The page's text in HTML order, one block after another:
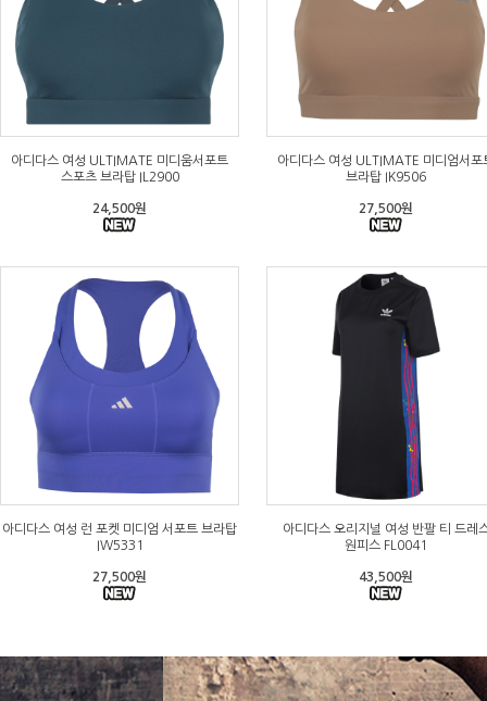
아디다스 여성 ULTIMATE 미디움서포트
스포츠 브라탑 IL2900
24,500원
아디다스 여성 ULTIMATE 미디엄서포
브라탑 IK9506
27,500원
아디다스 여성 런 포켓 미디엄 서포트 브라탑
IW5331
27,500원
아디다스 오리지널 여성 반팔 티 드레
원피스 FL0041
43,500원